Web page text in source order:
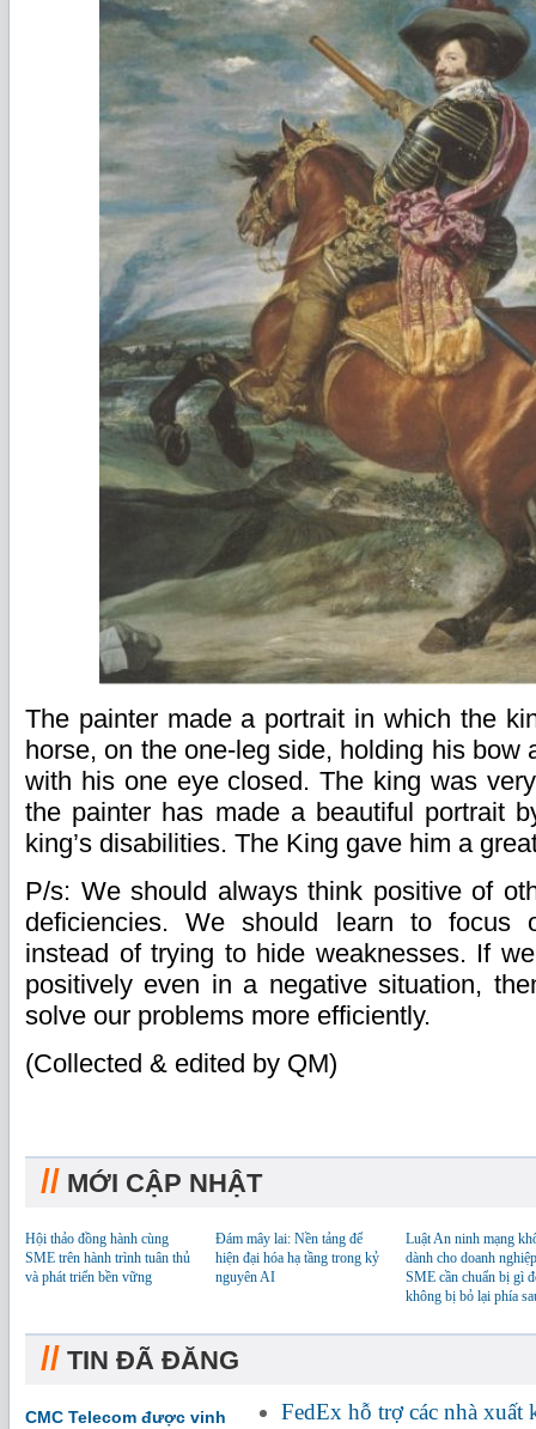
The painter made a portrait in which the
horse, on the one-leg side, holding his bow
with his one eye closed. The king was
the painter has made a beautiful portrait
king’s disabilities. The King gave him a
P/s: We should always think positive of
deficiencies. We should learn to focus
instead of trying to hide weaknesses. If
positively even in a negative situation,
solve our problems more efficiently.
(Collected & edited by QM)
// MỚI CẬP NHẬT
Hội thảo đồng hành cùng
SME trên hành trình tuân thủ
và phát triển bền vững
Đám mây lai: Nền tảng để
hiện đại hóa hạ tầng trong kỷ
nguyên AI
Luật An ninh mạng
dành cho doanh
SME cần chuẩn bị gì
không bị bỏ lại phía
// TIN ĐÃ ĐĂNG
CMC Telecom được vinh FedEx hỗ trợ các nhà xuất